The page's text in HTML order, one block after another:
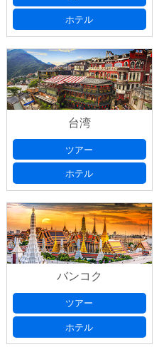
ホテル
台湾
ツアー
ホテル
バンコク
ツアー
ホテル